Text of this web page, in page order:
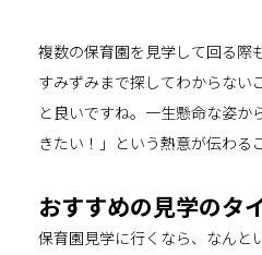
複数の保育園を見学して回る際
すみずみまで探してわからない
と良いですね。一生懸命な姿か
きたい！」という熱意が伝わる
おすすめの見学のタ
保育園見学に行くなら、なんと